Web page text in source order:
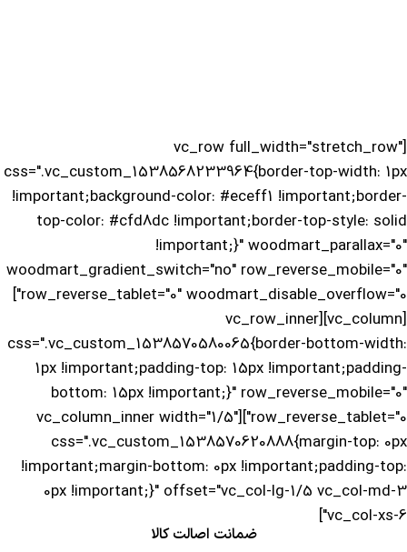
[vc_row full_width="stretch_row"
css=".vc_custom_1538568233964{border-top-width: 1px
!important;background-color: #eceff1 !important;border-
top-color: #cfd8dc !important;border-top-style: solid
!important;}" woodmart_parallax="0"
woodmart_gradient_switch="no" row_reverse_mobile="0"
row_reverse_tablet="0" woodmart_disable_overflow="0"]
[vc_column][vc_row_inner
css=".vc_custom_1538570580065{border-bottom-width:
1px !important;padding-top: 15px !important;padding-
bottom: 15px !important;}" row_reverse_mobile="0"
row_reverse_tablet="0"][vc_column_inner width="1/5"
css=".vc_custom_1538570620888{margin-top: 0px
!important;margin-bottom: 0px !important;padding-top:
0px !important;}" offset="vc_col-lg-1/5 vc_col-md-3
vc_col-xs-6"]
ضمانت اصالت کالا